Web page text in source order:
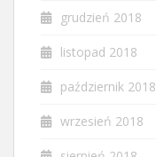
grudzień 2018
listopad 2018
październik 2018
wrzesień 2018